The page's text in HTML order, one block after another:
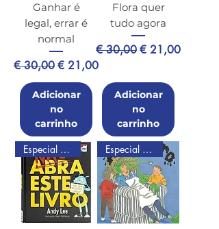
Ganhar é
legal, errar é
normal
Preço normal
€ 30,00Preço promocional
€ 21,00
Adicionar
no
carrinho
Flora quer
tudo agora
Preço normal
€ 30,00Preço
€ 21,00
Adicionar
no
carrinho
Especial de Natal Especial de Natal